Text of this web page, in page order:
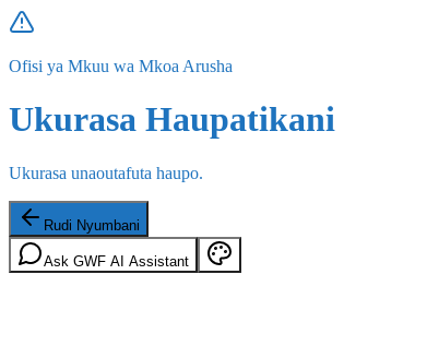
Ofisi ya Mkuu wa Mkoa Arusha
Ukurasa Haupatikani
Ukurasa unaoutafuta haupo.
Rudi Nyumbani
Ask GWF AI Assistant